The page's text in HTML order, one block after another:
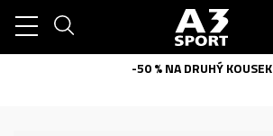
-50 % NA DRUHÝ KOUSEK